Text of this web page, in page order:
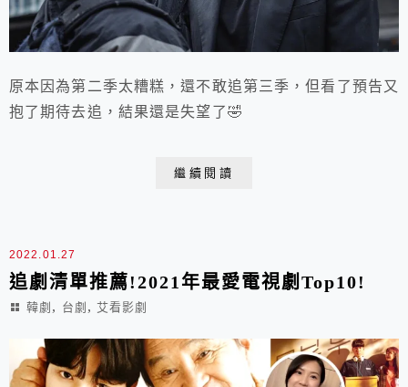
原本因為第二季太糟糕，還不敢追第三季，但看了預告又
抱了期待去追，結果還是失望了🤣
繼續閱讀
2022.01.27
追劇清單推薦!2021年最愛電視劇Top10!
韓劇 , 台劇 ,艾看影劇